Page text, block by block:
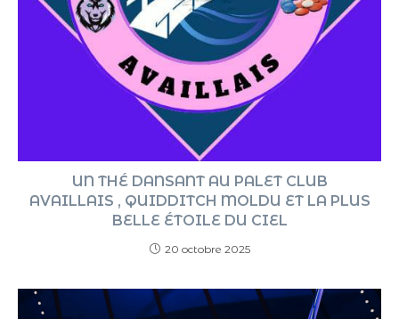
UN THÉ DANSANT AU PALET CLUB
AVAILLAIS , QUIDDITCH MOLDU ET LA PLUS
BELLE ÉTOILE DU CIEL
20 octobre 2025